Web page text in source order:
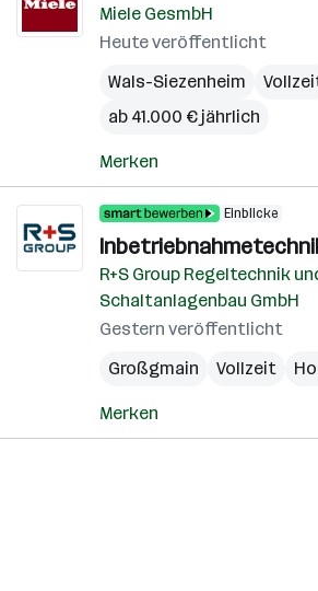
Miele GesmbH
Heute veröffentlicht
Wals-Siezenheim
ab 41.000 € jährlich
Merken
Einblicke
R+S Group Regeltechnik
Schaltanlagenbau GmbH
Gestern veröffentlicht
Großgmain
Vollzeit
Merken